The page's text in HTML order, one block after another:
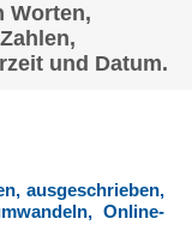
Worten,
und Datum.
ausgeschrieben,
Online-